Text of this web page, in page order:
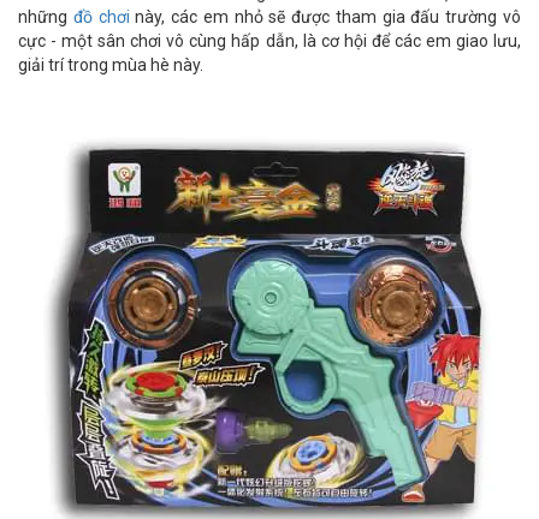
những đồ chơi này, các em nhỏ sẽ được tham gia đấu trường vô
cực - một sân chơi vô cùng hấp dẫn, là cơ hội để các em giao lưu,
giải trí trong mùa hè này.